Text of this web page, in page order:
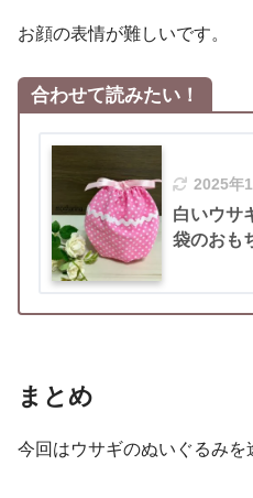
お顔の表情が難しいです。
合わせて読みたい！
2025年
白いウサ
袋のおも
まとめ
今回はウサギのぬいぐるみを